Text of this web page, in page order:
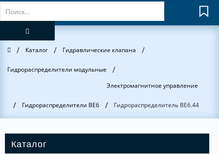
Главная
/ Каталог / Гидравлические клапана /
Гидрораспределители модульные /
Электромагнитное управление
/ Гидрораспределители ВЕ6 / Гидрораспределитель ВЕ6.44